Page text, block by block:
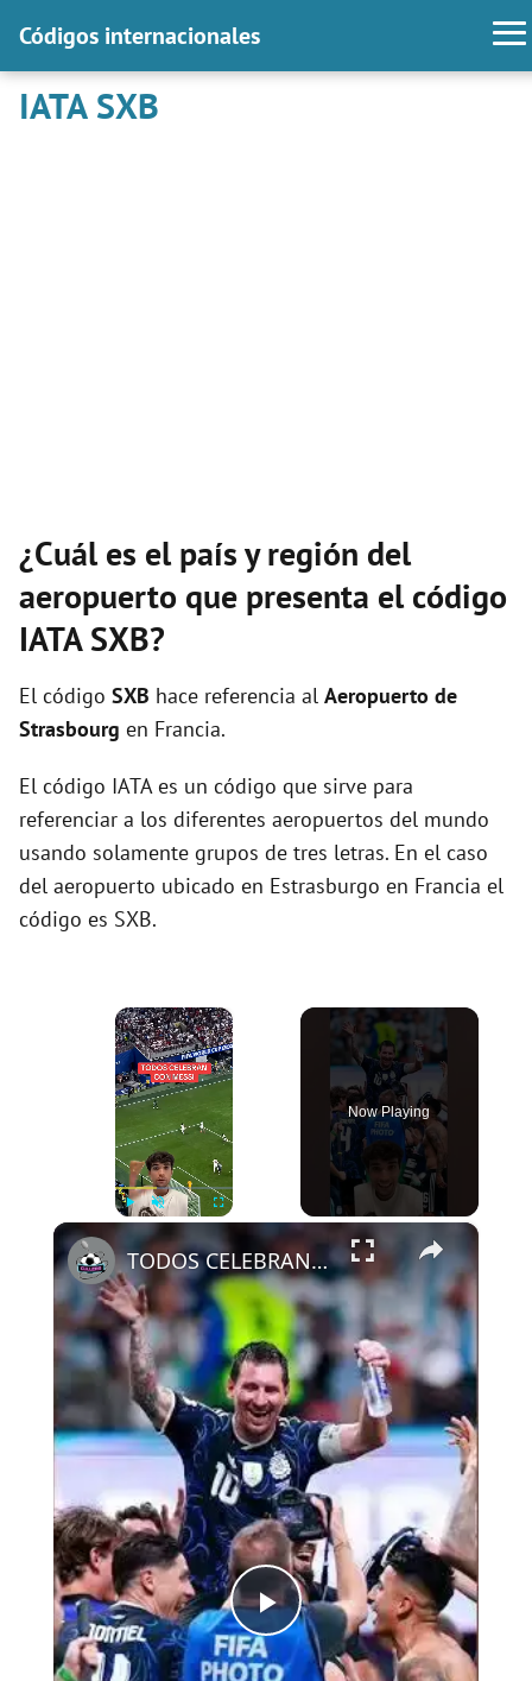
Códigos internacionales
IATA SXB
¿Cuál es el país y región del
aeropuerto que presenta el código
IATA SXB?
El código SXB hace referencia al Aeropuerto de
Strasbourg en Francia.
El código IATA es un código que sirve para
referenciar a los diferentes aeropuertos del mundo
usando solamente grupos de tres letras. En el caso
del aeropuerto ubicado en Estrasburgo en Francia el
código es SXB.
×
Now Playing
×
P
TODOS CELEBRAN CON MESSI